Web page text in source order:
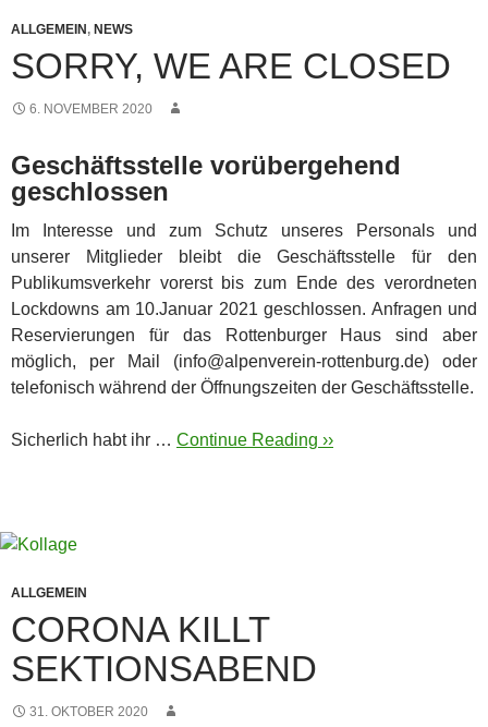
ALLGEMEIN, NEWS
SORRY, WE ARE CLOSED
6. NOVEMBER 2020
Geschäftsstelle vorübergehend
geschlossen
Im Interesse und zum Schutz unseres Personals und
unserer Mitglieder bleibt die Geschäftsstelle für den
Publikumsverkehr vorerst bis zum Ende des verordneten
Lockdowns am 10.Januar 2021 geschlossen. Anfragen und
Reservierungen für das Rottenburger Haus sind aber
möglich, per Mail (info@alpenverein-rottenburg.de) oder
telefonisch während der Öffnungszeiten der Geschäftsstelle.
Sicherlich habt ihr … Continue Reading ››
ALLGEMEIN
CORONA KILLT
SEKTIONSABEND
31. OKTOBER 2020